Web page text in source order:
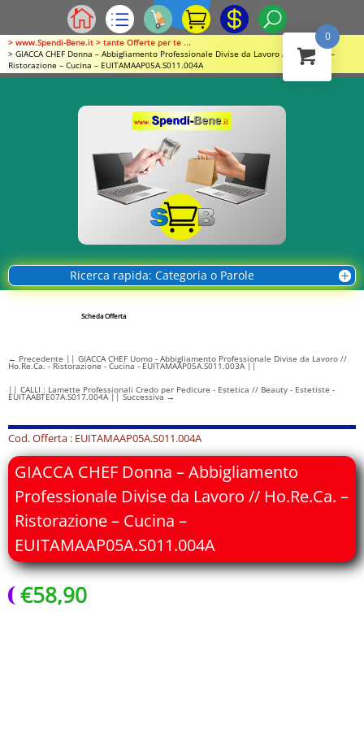
> www.Spendi-Bene.it > tante Offerte per te ...
> GIACCA CHEF Donna – Abbigliamento Professionale Divise da Lavoro // Ho.Re.Ca. –
Ristorazione – Cucina – EUITAMAAP05A.S011.004A
Ricerca rapida: Categoria o Parole
Scheda Offerta
← Precedente || GIACCA CHEF Uomo - Abbigliamento Professionale Divise da Lavoro //
Ho.Re.Ca. - Ristorazione - Cucina - EUITAMAAP05A.S011.003A ||
|| CALLI : Lamette Professionali Credo per Pedicure - Estetica // Beauty - Estetiste -
EUITAABTE07A.S017.004A || Successiva →
Cod. Offerta : EUITAMAAP05A.S011.004A
GIACCA CHEF Donna – Abbigliamento
Professionale Divise da Lavoro // Ho.Re.Ca. –
Ristorazione – Cucina –
EUITAMAAP05A.S011.004A
€58,90
0